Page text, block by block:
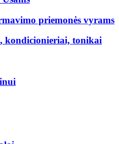
priemonės vyrams
kondicionieriai, tonikai